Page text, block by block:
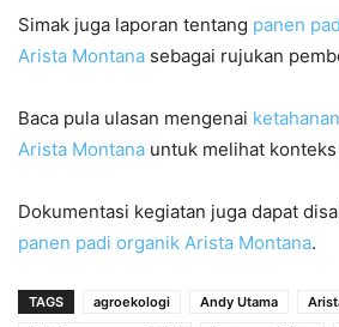
Simak juga laporan tentang panen
Arista Montana sebagai rujukan
Baca pula ulasan mengenai
Arista Montana untuk melihat
Dokumentasi kegiatan juga dapat
panen padi organik Arista Montana.
TAGS agroekologi Andy Utama